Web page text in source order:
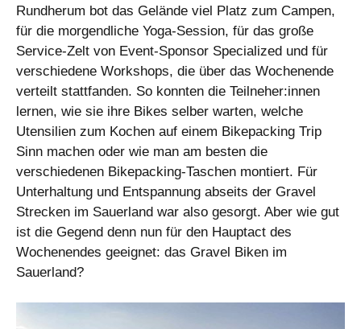
Rundherum bot das Gelände viel Platz zum Campen,
für die morgendliche Yoga-Session, für das große
Service-Zelt von Event-Sponsor Specialized und für
verschiedene Workshops, die über das Wochenende
verteilt stattfanden. So konnten die Teilneher:innen
lernen, wie sie ihre Bikes selber warten, welche
Utensilien zum Kochen auf einem Bikepacking Trip
Sinn machen oder wie man am besten die
verschiedenen Bikepacking-Taschen montiert. Für
Unterhaltung und Entspannung abseits der Gravel
Strecken im Sauerland war also gesorgt. Aber wie gut
ist die Gegend denn nun für den Hauptact des
Wochenendes geeignet: das Gravel Biken im
Sauerland?